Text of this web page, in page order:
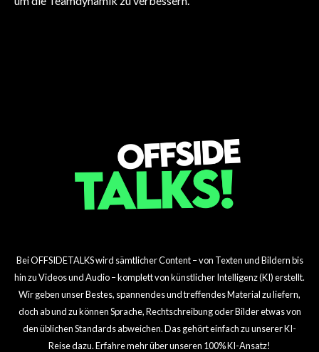
FUSSBALL
Bei OFFSIDETALKS wird sämtlicher Content – von Texten und Bildern bis
hin zu Videos und Audio – komplett von künstlicher Intelligenz (KI) erstellt.
Wir geben unser Bestes, spannendes und treffendes Material zu liefern,
doch ab und zu können Sprache, Rechtschreibung oder Bilder etwas von
den üblichen Standards abweichen. Das gehört einfach zu unserer KI-
Reise dazu. Erfahre mehr über unseren 100% KI-Ansatz!